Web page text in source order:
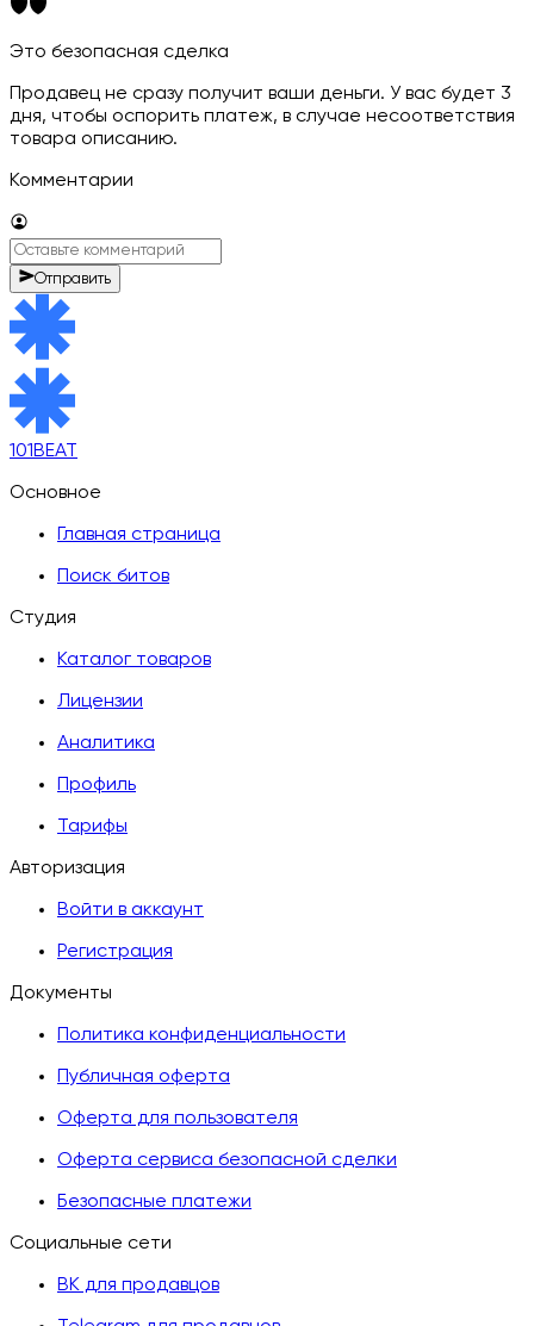
Это безопасная сделка
Продавец не сразу получит ваши деньги. У вас будет 3
дня, чтобы оспорить платеж, в случае несоответствия
товара описанию.
Комментарии
Отправить
101BEAT
Основное
Главная страница
Поиск битов
Студия
Каталог товаров
Лицензии
Аналитика
Профиль
Тарифы
Авторизация
Войти в аккаунт
Регистрация
Документы
Политика конфиденциальности
Публичная оферта
Оферта для пользователя
Оферта сервиса безопасной сделки
Безопасные платежи
Социальные сети
ВК для продавцов